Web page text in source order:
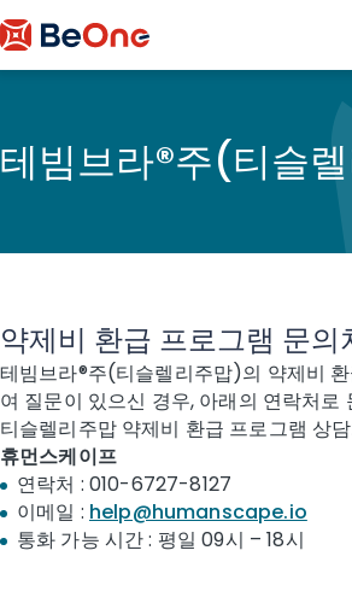
테빔브라®주(티슬
약제비 환급 프로그램 문의
테빔브라®주(티슬렐리주맙)의 약제비
여 질문이 있으신 경우, 아래의 연락처로
티슬렐리주맙 약제비 환급 프로그램 상
휴먼스케이프
연락처 : 010-6727-8127
이메일 : help@humanscape.io
통화 가능 시간 : 평일 09시 – 18시